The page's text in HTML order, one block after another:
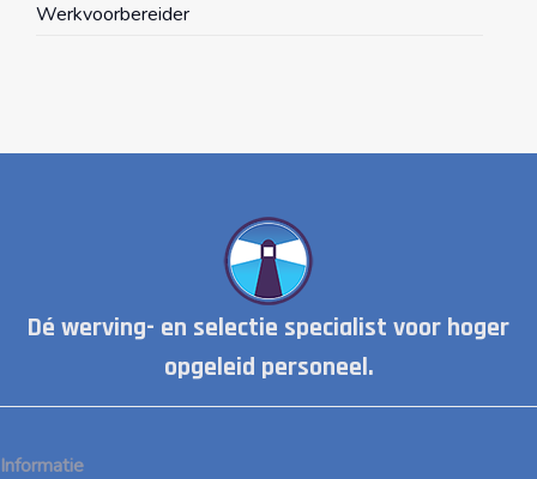
Werkvoorbereider
Dé werving- en selectie specialist voor hoger
opgeleid personeel.
Informatie